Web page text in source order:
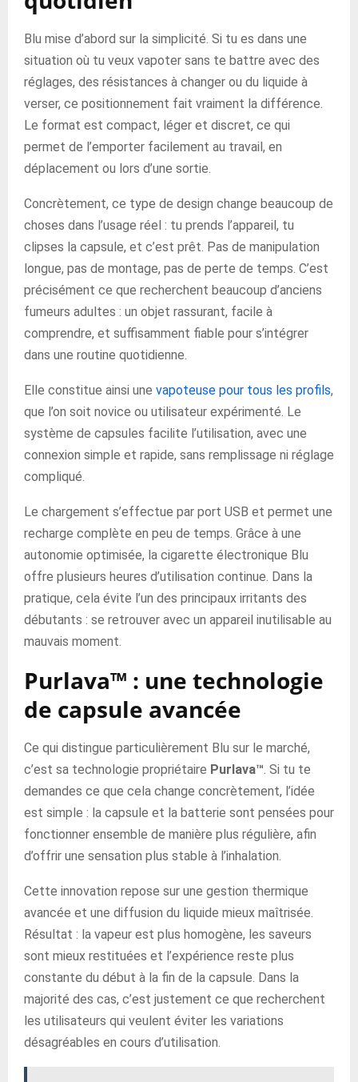
Blu mise d’abord sur la simplicité. Si tu es dans une
situation où tu veux vapoter sans te battre avec des
réglages, des résistances à changer ou du liquide à
verser, ce positionnement fait vraiment la différence.
Le format est compact, léger et discret, ce qui
permet de l’emporter facilement au travail, en
déplacement ou lors d’une sortie.
Concrètement, ce type de design change beaucoup de
choses dans l’usage réel : tu prends l’appareil, tu
clipses la capsule, et c’est prêt. Pas de manipulation
longue, pas de montage, pas de perte de temps. C’est
précisément ce que recherchent beaucoup d’anciens
fumeurs adultes : un objet rassurant, facile à
comprendre, et suffisamment fiable pour s’intégrer
dans une routine quotidienne.
Elle constitue ainsi une vapoteuse pour tous les profils,
que l’on soit novice ou utilisateur expérimenté. Le
système de capsules facilite l’utilisation, avec une
connexion simple et rapide, sans remplissage ni réglage
compliqué.
Le chargement s’effectue par port USB et permet une
recharge complète en peu de temps. Grâce à une
autonomie optimisée, la cigarette électronique Blu
offre plusieurs heures d’utilisation continue. Dans la
pratique, cela évite l’un des principaux irritants des
débutants : se retrouver avec un appareil inutilisable au
mauvais moment.
Purlava™ : une technologie
de capsule avancée
Ce qui distingue particulièrement Blu sur le marché,
c’est sa technologie propriétaire Purlava™. Si tu te
demandes ce que cela change concrètement, l’idée
est simple : la capsule et la batterie sont pensées pour
fonctionner ensemble de manière plus régulière, afin
d’offrir une sensation plus stable à l’inhalation.
Cette innovation repose sur une gestion thermique
avancée et une diffusion du liquide mieux maîtrisée.
Résultat : la vapeur est plus homogène, les saveurs
sont mieux restituées et l’expérience reste plus
constante du début à la fin de la capsule. Dans la
majorité des cas, c’est justement ce que recherchent
les utilisateurs qui veulent éviter les variations
désagréables en cours d’utilisation.